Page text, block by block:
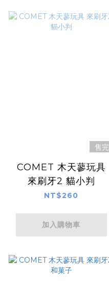
售完
COMET 木天蓼玩具
來刷牙2 貓小判
NT$260
加入購物車